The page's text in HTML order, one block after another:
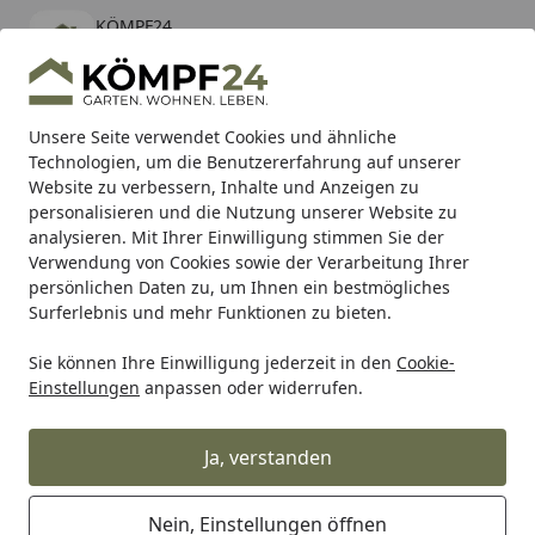
Unsere Seite verwendet Cookies und ähnliche
Technologien, um die Benutzererfahrung auf unserer
Website zu verbessern, Inhalte und Anzeigen zu
personalisieren und die Nutzung unserer Website zu
analysieren. Mit Ihrer Einwilligung stimmen Sie der
Verwendung von Cookies sowie der Verarbeitung Ihrer
persönlichen Daten zu, um Ihnen ein bestmögliches
Surferlebnis und mehr Funktionen zu bieten.
Sie können Ihre Einwilligung jederzeit in den Cookie-
Einstellungen anpassen oder widerrufen.
Ja, verstanden
Nein, Einstellungen öffnen
KÖMPF24
kostenlos - Im App Store
Hotline
Alle Produkte
Mein Konto
Suchen
Karibu Pools inkl. gratis Sandfilteranlage & Pool-
Starterset (Gesamtwert bis 468,99€)
Startseite
Alles für den Garten Gartengeräte & Gartenmaschinen
Makita Akku-Rasenmäher